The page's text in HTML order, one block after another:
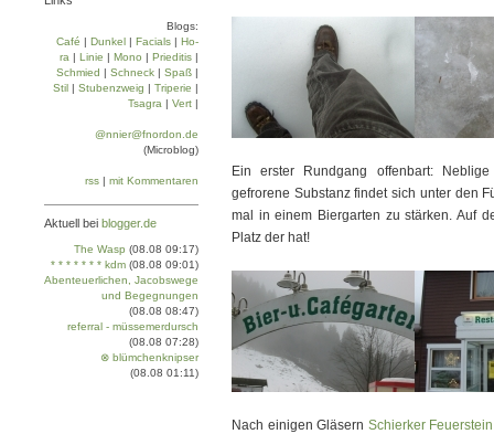
Ein erster Rundgang offenbart:
gefrorene Substanz findet sich unter den
mal in einem Biergarten zu stärken. Auf
Platz der hat!
Nach einigen Gläsern Schierker Feuerstein
Blogs:
Café | Dun­kel | Facials | Ho­
ra | Linie | Mo­no | Prie­di­tis |
Schmied | Schneck | Spaß |
Stil | Stu­ben­zweig | Tri­pe­rie |
Tsa­gra | Vert |
@nnier@fnordon.de
(Microblog)
rss | mit Kommentaren
Aktuell bei blogger.de
The Wasp (08.08 09:17)
* * * * * * * kdm (08.08 09:01)
Abenteuerlichen, Jacobswege
und Begegnungen
(08.08 08:47)
referral - müssemerdursch
(08.08 07:28)
⊗ blümchenknipser
(08.08 01:11)